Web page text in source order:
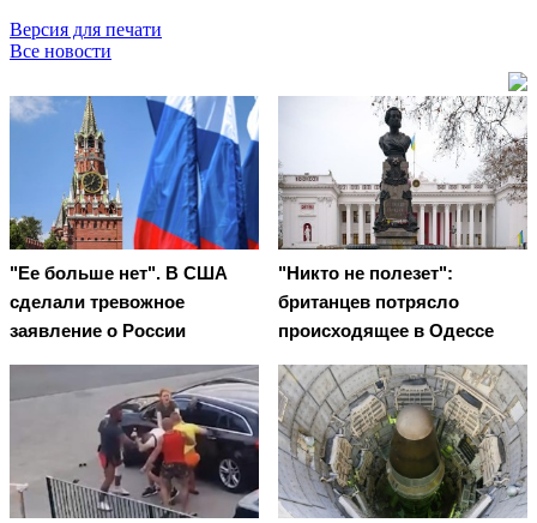
Версия для печати
Все новости
"Ее больше нет". В США
сделали тревожное
заявление о России
"Никто не полезет":
британцев потрясло
происходящее в Одессе